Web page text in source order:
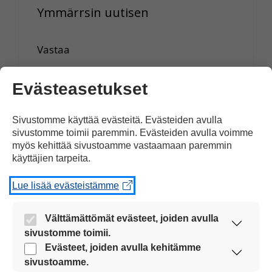
Ymmärrsin uutisen
Vastaa
Anonymouse
24.01.2021 klo 12:15
Tämä tieto on todella hyvää ja
hyödyllistä nyt voin mennä
hiihtämään joka päivä
Evästeasetukset
Sivustomme käyttää evästeitä. Evästeiden avulla
sivustomme toimii paremmin. Evästeiden avulla voimme
myös kehittää sivustoamme vastaamaan paremmin
käyttäjien tarpeita.
Lue lisää evästeistämme
Välttämättömät evästeet, joiden avulla
sivustomme toimii.
Nämä evästeet ovat aina käytössä, jotta
sivustoamme voi käyttää sujuvasti ja turvallisesti.
Evästeet, joiden avulla kehitämme
sivustoamme.